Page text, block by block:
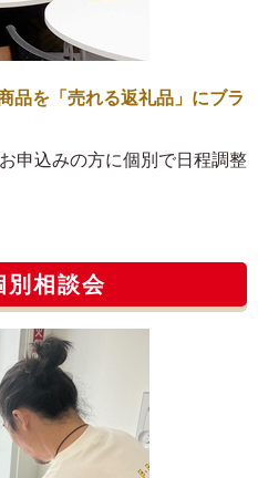
品を「売れる返礼品」にブラ
申込みの方に個別で日程調整
相談会